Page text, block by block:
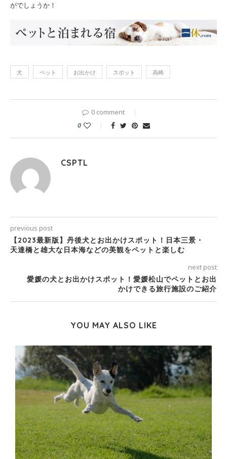
がでしょうか！
犬 ペット お出かけ スポット 高崎
0 comment
0
CSPTL
previous post
【2023最新版】丹後犬とお出かけスポット！日本三景・
天達橋と雄大な日本海などの美観をペットと楽しむ
next post
愛媛の犬とお出かけスポット！愛媛松山でペットとお出
かけできる旅行施設のご紹介
YOU MAY ALSO LIKE